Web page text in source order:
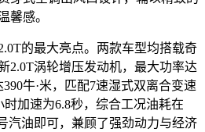
馨感。
的最大亮点。两款车型均搭载奇
2.0T涡轮增压发动机，最大功率达
牛·米，匹配7速湿式双离合变速
加速为6.8秒，综合工况油耗在
汽油即可，兼顾了强劲动力与经济